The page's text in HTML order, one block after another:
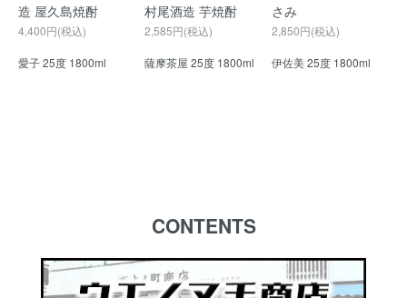
造 屋久島焼酎
4,400円(税込)
愛子 25度 1800ml
村尾酒造 芋焼酎
2,585円(税込)
薩摩茶屋 25度 1800ml
さみ
2,850円(税込)
伊佐美 25度 1800ml
CONTENTS